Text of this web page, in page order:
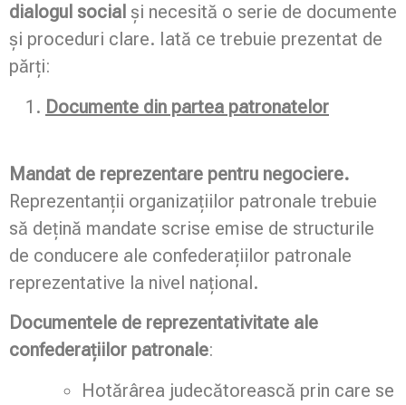
dialogul social și necesită o serie de documente
și proceduri clare. Iată ce trebuie prezentat de
părți:
Documente din partea patronatelor
Mandat de reprezentare pentru negociere.
Reprezentanții organizațiilor patronale trebuie
să dețină mandate scrise emise de structurile
de conducere ale confederațiilor patronale
reprezentative la nivel național.
Documentele de reprezentativitate ale
confederațiilor patronale:
Hotărârea judecătorească prin care se